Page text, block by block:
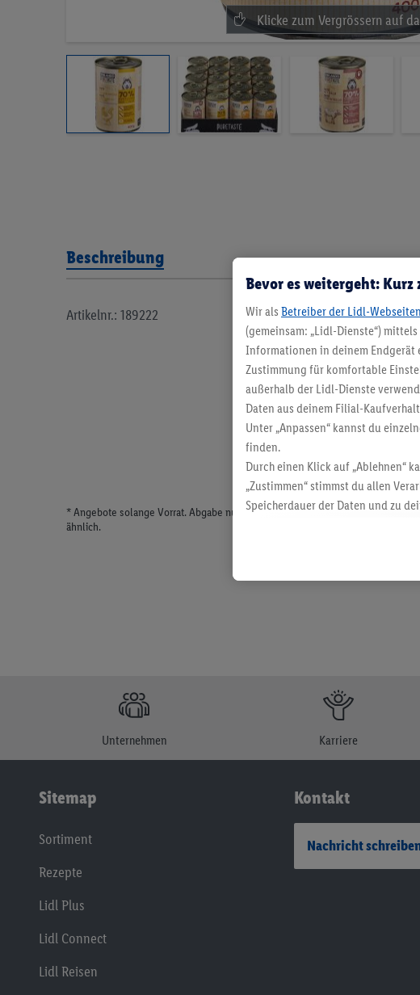
Beschreibung
Artikelnr.: 189222
* Angebote solange Vorrat. Abgabe nur in haushaltsüblichen Mengen.
ähnlich.
Unternehmen Karriere
Sitemap
Sortiment
Rezepte
Lidl Plus
Lidl Connect
Lidl Reisen
Kontakt
Nachricht
Bevor es weitergeht:
Wir als Betreiber der Lidl-
(gemeinsam: „Lidl-Dienste“)
Informationen in deinem
Zustimmung für komfortable
außerhalb der Lidl-Dienste
Daten aus deinem Filial-
Unter „Anpassen“ kannst du
finden.
Durch einen Klick auf „Ablehnen“
„Zustimmen“ stimmst du allen
Speicherdauer der Daten und zu